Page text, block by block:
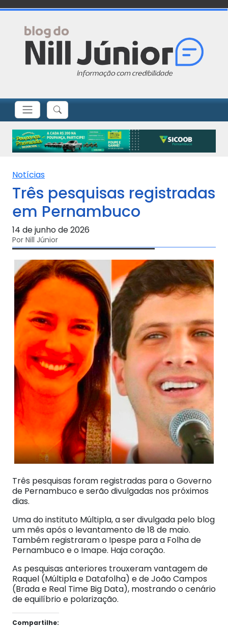
Notícias
Três pesquisas registradas
em Pernambuco
14 de junho de 2026
Por Nill Júnior
Três pesquisas foram registradas para o Governo
de Pernambuco e serão divulgadas nos próximos
dias.
Uma do instituto Múltipla, a ser divulgada pelo blog
um mês após o levantamento de 18 de maio.
Também registraram o Ipespe para a Folha de
Pernambuco e o Imape. Haja coração.
As pesquisas anteriores trouxeram vantagem de
Raquel (Múltipla e Datafolha) e de João Campos
(Brada e Real Time Big Data), mostrando o cenário
de equilíbrio e polarização.
Compartilhe: